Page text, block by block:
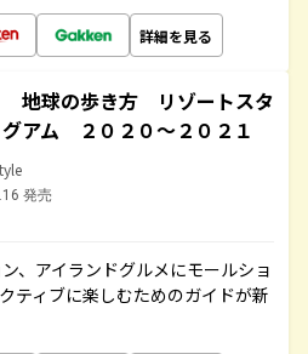
詳細を見る
地球の歩き方 リゾートスタ
アム ２０２０～２０２１
発売
、アイランドグルメにモールショ
ティブに楽しむためのガイドが新